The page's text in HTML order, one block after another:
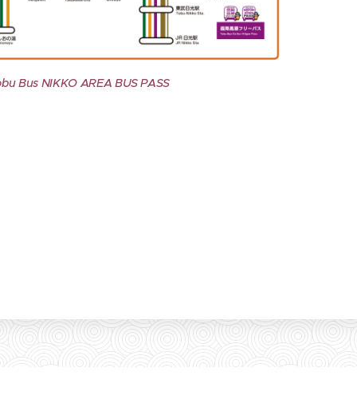
Bus NIKKO AREA BUS PASS